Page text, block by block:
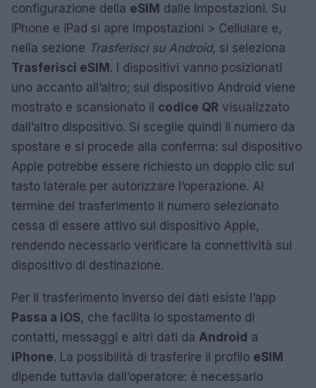
configurazione della eSIM dalle Impostazioni. Su
iPhone e iPad si apre Impostazioni > Cellulare e,
nella sezione Trasferisci su Android, si seleziona
Trasferisci eSIM. I dispositivi vanno posizionati
uno accanto all’altro; sul dispositivo Android viene
mostrato e scansionato il codice QR visualizzato
dall’altro dispositivo. Si sceglie quindi il numero da
spostare e si procede alla conferma: sul dispositivo
Apple potrebbe essere richiesto un doppio clic sul
tasto laterale per autorizzare l’operazione. Al
termine del trasferimento il numero selezionato
cessa di essere attivo sul dispositivo Apple,
rendendo necessario verificare la connettività sul
dispositivo di destinazione.
Per il trasferimento inverso dei dati esiste l’app
Passa a iOS, che facilita lo spostamento di
contatti, messaggi e altri dati da Android a
iPhone. La possibilità di trasferire il profilo eSIM
dipende tuttavia dall’operatore: è necessario